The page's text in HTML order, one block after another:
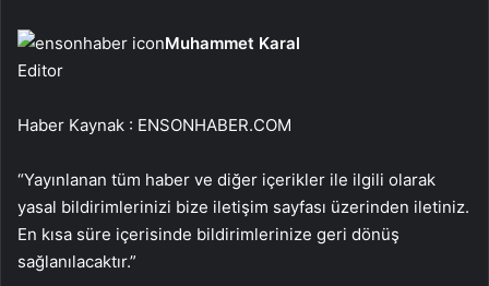
Muhammet Karal
Editor
Haber Kaynak : ENSONHABER.COM
“Yayınlanan tüm haber ve diğer içerikler ile ilgili olarak
yasal bildirimlerinizi bize iletişim sayfası üzerinden iletiniz.
En kısa süre içerisinde bildirimlerinize geri dönüş
sağlanılacaktır.”